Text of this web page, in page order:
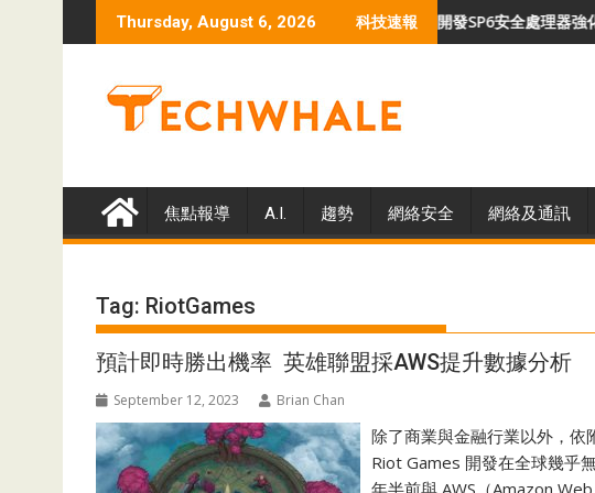
to
Thursday, August 6, 2026 科技速報
AI Protect應對影子IT威脅Intel與Fortinet合作 共同開發SP6安全處理器強化供應鏈
焦點報導 A.I. 趨勢 網絡安全 網絡及通訊
Tag: RiotGames
預計即時勝出機率 英雄聯盟採AWS提升數據分析
September 12, 2023 Brian Chan
除了商業與金融行業以外，依
Riot Games 開發在全球幾乎
年半前與 AWS（Amazon